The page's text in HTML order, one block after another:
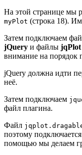
На этой странице мы
myPlot (строка 18).
Затем подключаем
jQuery и файлы jqPlot
внимание на порядок
jQuery должна идти
неё.
Затем подключаем
файл плагина.
Файл
поэтому
помощью мы делаем